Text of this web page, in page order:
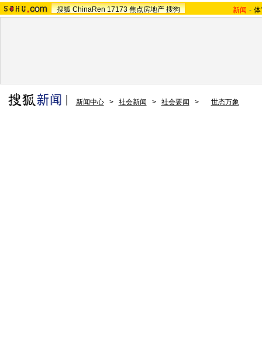
搜狐 ChinaRen 17173 焦点房地产 搜狗 新闻 -
新闻中心 > 社会新闻 > 社会要闻 > 世态万象